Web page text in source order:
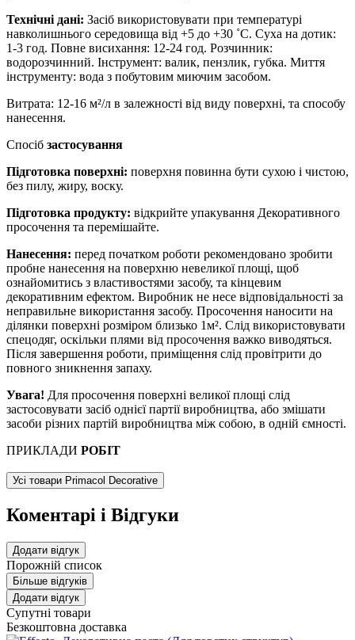
Технічні дані: Засіб використовувати при температурі
навколишнього середовища від +5 до +30 ˚С. Суха на дотик:
1-3 год. Повне висихання: 12-24 год. Розчинник:
водорозчинний. Інструмент: валик, пензлик, губка. Миття
інструменту: вода з побутовим миючим засобом.
Витрата: 12-16 м²/л в залежності від виду поверхні, та способу
нанесення.
Спосіб застосування
Підготовка поверхні: поверхня повинна бути сухою і чистою,
без пилу, жиру, воску.
Підготовка продукту: відкрийте упакування Декоративного
просочення та перемішайте.
Нанесення: перед початком роботи рекомендовано зробити
пробне нанесення на поверхню невеликої площі, щоб
ознайомитись з властивостями засобу, та кінцевим
декоративним ефектом. Виробник не несе відповідальності за
неправильне використання засобу. Просочення наносити на
ділянки поверхні розміром близько 1м². Слід використовувати
спецодяг, оскільки плями від просочення важко виводяться.
Після завершення роботи, приміщення слід провітрити до
повного зникнення запаху.
Увага! Для просочення поверхні великої площі слід
застосовувати засіб однієї партії виробництва, або змішати
засоби різних партій виробництва між собою, в одній ємності.
ПРИКЛАДИ РОБІТ
Усі товари Primacol Decorative
Коментарі і Відгуки
Додати відгук
Порожній список
Більше відгуків
Додати відгук
Супутні товари
Безкоштовна доставка